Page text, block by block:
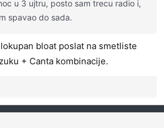
u 3 ujtru, posto sam trecu radio i,
spavao do sada.
bloat poslat na smetliste
+ Canta kombinacije.